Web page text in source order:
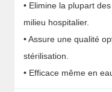
• Elimine la plupart
milieu hospitalier.
• Assure une qualité
stérilisation.
• Efficace même en